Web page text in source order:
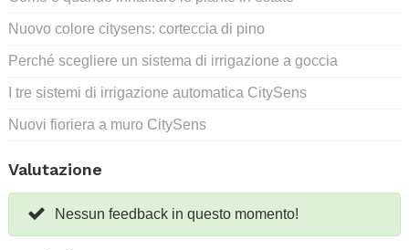
Nuovo colore citysens: corteccia di pino
Perché scegliere un sistema di irrigazione a goccia
I tre sistemi di irrigazione automatica CitySens
Nuovi fioriera a muro CitySens
Valutazione
Nessun feedback in questo momento!